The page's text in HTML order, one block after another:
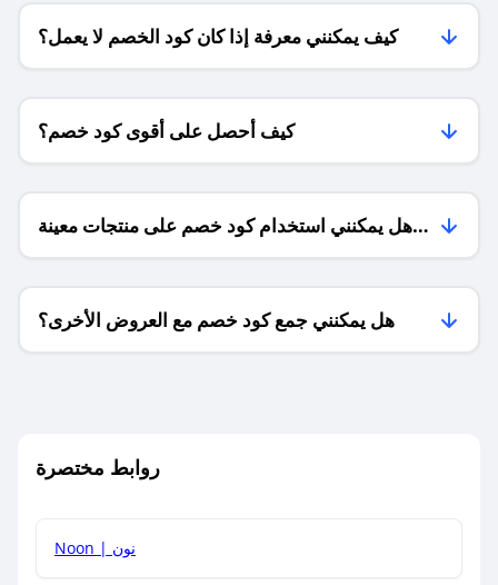
كيف يمكنني معرفة إذا كان كود الخصم لا يعمل؟
كيف أحصل على أقوى كود خصم؟
هل يمكنني استخدام كود خصم على منتجات معينة
فقط؟
هل يمكنني جمع كود خصم مع العروض الأخرى؟
روابط مختصرة
Noon | نون